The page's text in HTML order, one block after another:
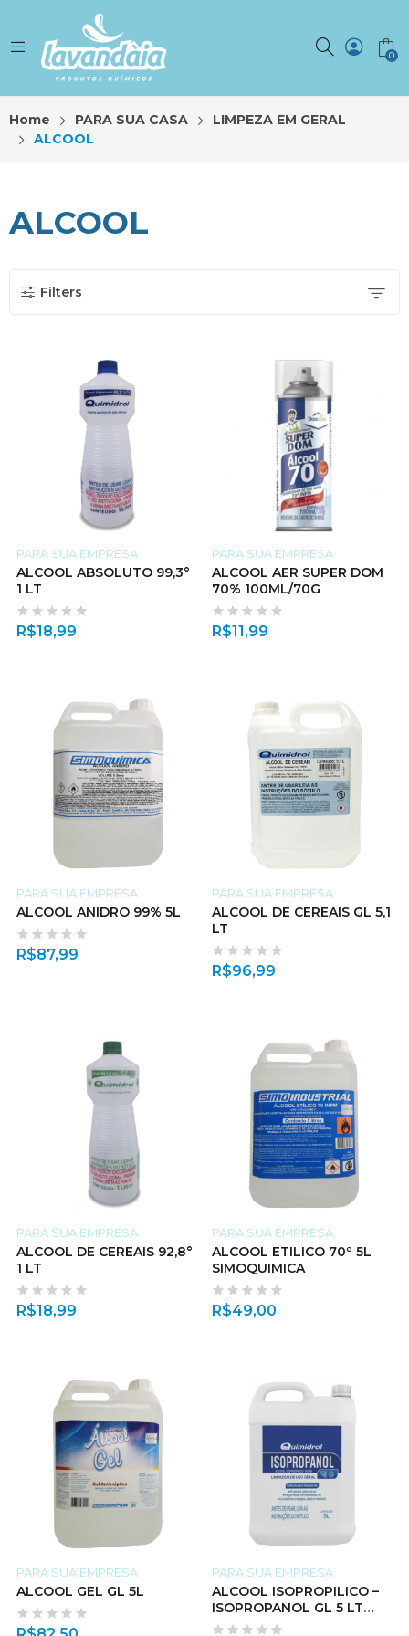
0
Home PARA SUA CASA
LIMPEZA EM GERAL
ALCOOL
ALCOOL
Filters
PARA SUA EMPRESA
ALCOOL ABSOLUTO 99,3°
1 LT
R$18,99
PARA SUA EMPRESA
ALCOOL AER SUPER DOM
70% 100ML/70G
R$11,99
PARA SUA EMPRESA
ALCOOL ANIDRO 99% 5L
R$87,99
PARA SUA EMPRESA
ALCOOL DE CEREAIS GL 5,1
LT
R$96,99
PARA SUA EMPRESA
ALCOOL DE CEREAIS 92,8°
1 LT
R$18,99
PARA SUA EMPRESA
ALCOOL ETILICO 70º 5L
SIMOQUIMICA
R$49,00
PARA SUA EMPRESA
ALCOOL GEL GL 5L
PARA SUA EMPRESA
ALCOOL ISOPROPILICO –
ISOPROPANOL GL 5 LT
3,935 KG